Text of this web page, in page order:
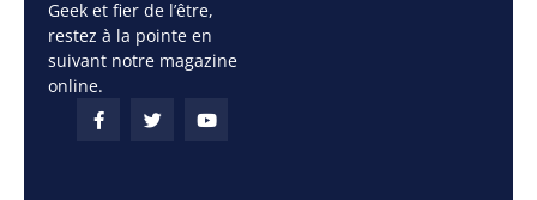
Geek et fier de l’être,
restez à la pointe en
suivant notre magazine
online.